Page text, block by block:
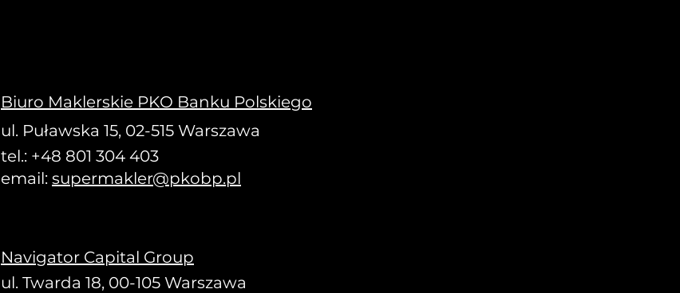
Biuro Maklerskie PKO Banku Polskiego
ul. Puławska 15, 02-515 Warszawa
tel.: +48 801 304 403
email: supermakler@pkobp.pl
Navigator Capital Group
ul. Twarda 18, 00-105 Warszawa